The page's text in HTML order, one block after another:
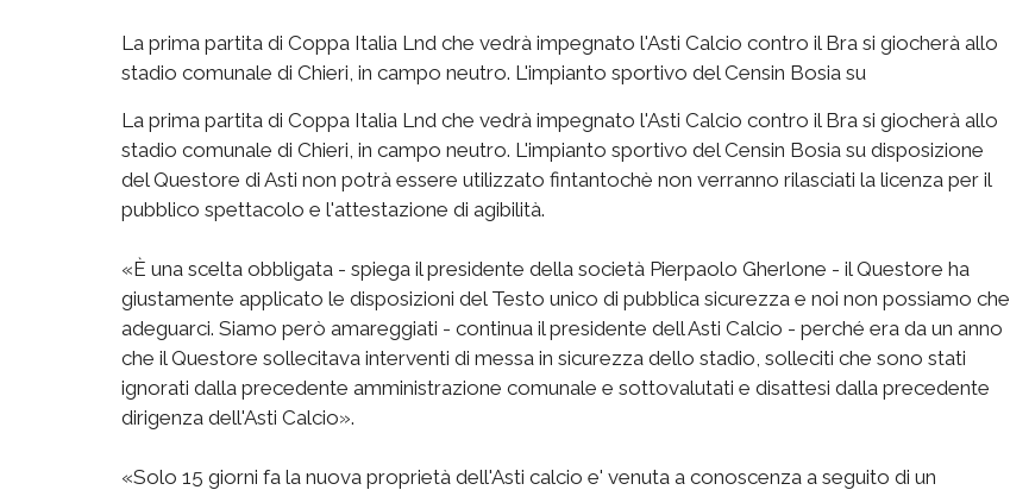
La prima partita di Coppa Italia Lnd che vedrà impegnato l'Asti Calcio contro il Bra si giocherà allo
stadio comunale di Chieri, in campo neutro. L'impianto sportivo del Censin Bosia su
La prima partita di Coppa Italia Lnd che vedrà impegnato l'Asti Calcio contro il Bra si giocherà allo
stadio comunale di Chieri, in campo neutro. L'impianto sportivo del Censin Bosia su disposizione
del Questore di Asti non potrà essere utilizzato fintantochè non verranno rilasciati la licenza per il
pubblico spettacolo e l'attestazione di agibilità.
«È una scelta obbligata - spiega il presidente della società Pierpaolo Gherlone - il Questore ha
giustamente applicato le disposizioni del Testo unico di pubblica sicurezza e noi non possiamo che
adeguarci. Siamo però amareggiati - continua il presidente dell Asti Calcio - perché era da un anno
che il Questore sollecitava interventi di messa in sicurezza dello stadio, solleciti che sono stati
ignorati dalla precedente amministrazione comunale e sottovalutati e disattesi dalla precedente
dirigenza dell'Asti Calcio».
«Solo 15 giorni fa la nuova proprietà dell'Asti calcio e' venuta a conoscenza a seguito di un